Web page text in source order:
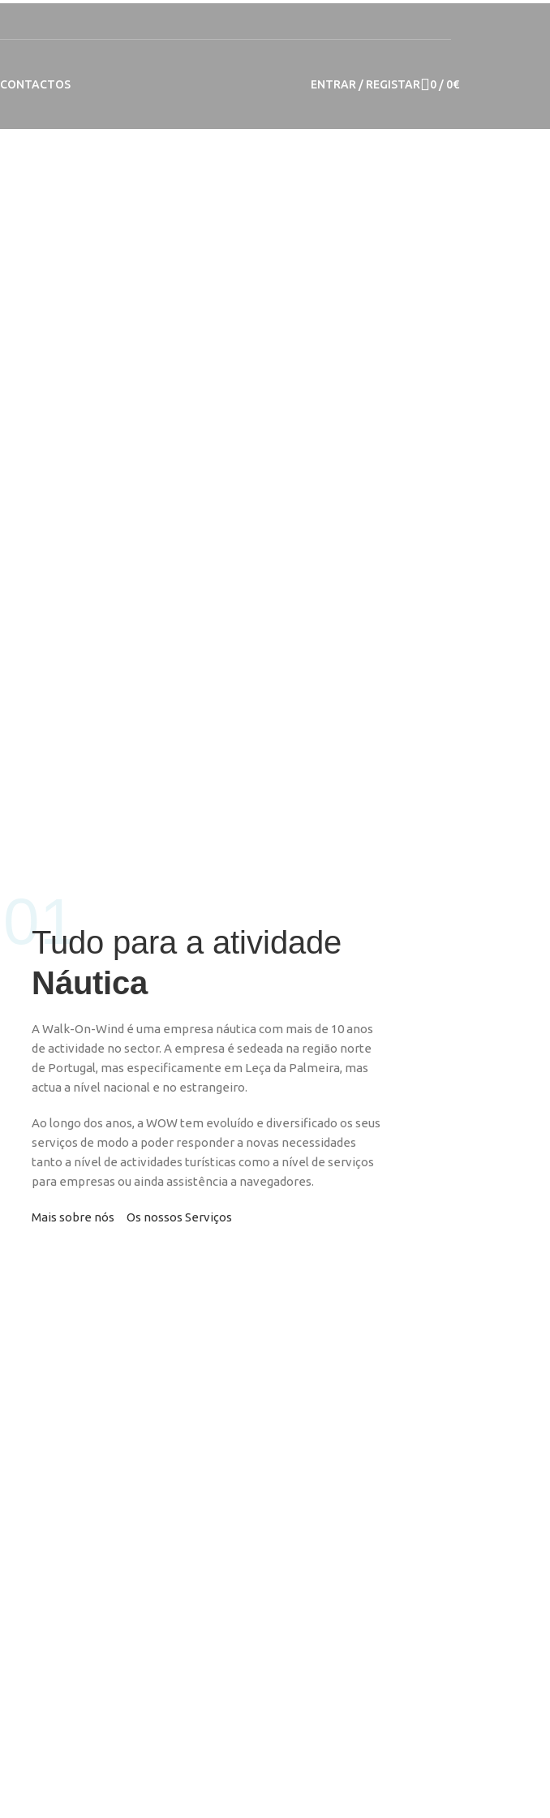
CONTACTOS ENTRAR / REGISTAR 0 / 0€
01
Tudo para a atividade
Náutica
A Walk-On-Wind é uma empresa náutica com mais de 10 anos
de actividade no sector. A empresa é sedeada na região norte
de Portugal, mas especificamente em Leça da Palmeira, mas
actua a nível nacional e no estrangeiro.
Ao longo dos anos, a WOW tem evoluído e diversificado os seus
serviços de modo a poder responder a novas necessidades
tanto a nível de actividades turísticas como a nível de serviços
para empresas ou ainda assistência a navegadores.
Mais sobre nós Os nossos Serviços